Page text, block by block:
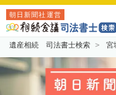
朝日新聞社運営
遺産相続 司法書士検索 宮